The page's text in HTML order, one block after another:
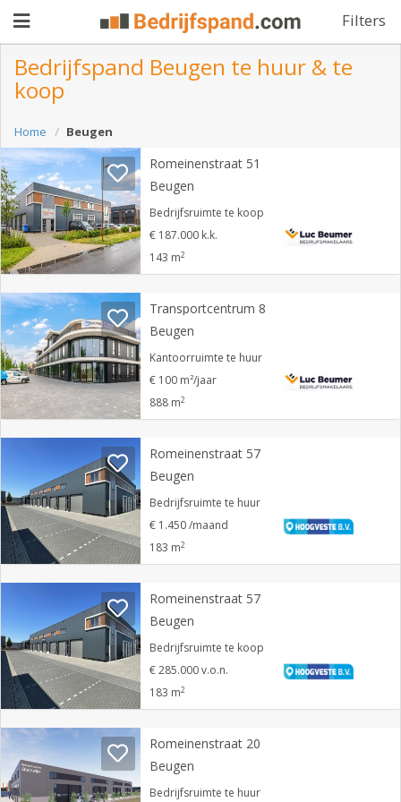
Filters
Pand
aanbieden
Pand
zoeken
Waarom
adverteren
Premium
adverteren
Registreren
Login
Bedrijfspand Beugen te huur & te
koop
Home Beugen
Romeinenstraat 51
Beugen
Bedrijfsruimte te koop
€ 187.000 k.k.
143 m2
Transportcentrum 8
Beugen
Kantoorruimte te huur
€ 100 m²/jaar
888 m2
Romeinenstraat 57
Beugen
Bedrijfsruimte te huur
€ 1.450 /maand
183 m2
Romeinenstraat 57
Beugen
Bedrijfsruimte te koop
€ 285.000 v.o.n.
183 m2
Romeinenstraat 20
Beugen
Bedrijfsruimte te huur